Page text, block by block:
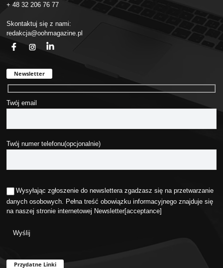
+ 48 32 206 76 77
Skontaktuj się z nami:
redakcja@oohmagazine.pl
Newsletter
Twój email
Twój numer telefonu(opcjonalnie)
Wysyłając zgłoszenie do newslettera zgadzasz się na przetwarzanie
danych osobowych. Pełna treść obowiązku informacyjnego znajduje się
na naszej stronie internetowej Newsletter[acceptance]
Przydatne Linki